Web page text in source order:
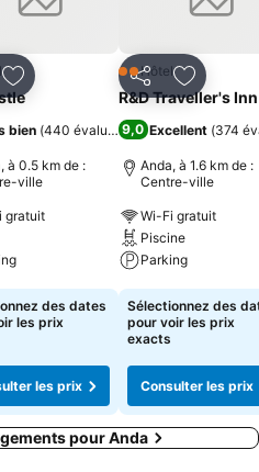
Ajouter à mes favoris
bien (440 évaluations)
à 0.5 km de :
ville
gratuit
les prix
des dates
les prix
les prix
PartagerAjouter
2 Étoiles
Hôtel
R&D Traveller's Inn
9,0 Excellent (374
Anda, à 1.6 km de :
Centre-ville
Wi-Fi gratuit
Piscine
Parking
Consulter les
Sélectionnez des
pour voir les prix
exacts
Consulter les prix
pour Anda